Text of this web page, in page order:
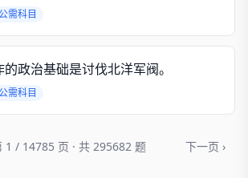
需科目
政治基础是讨伐北洋军阀。
需科目
1 / 14785 页 · 共 295682 题 下一页 ›